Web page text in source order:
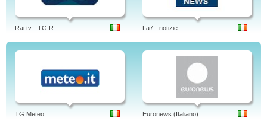
Rai tv - TG R La7 - notizie
TG Meteo Euronews (Italiano)